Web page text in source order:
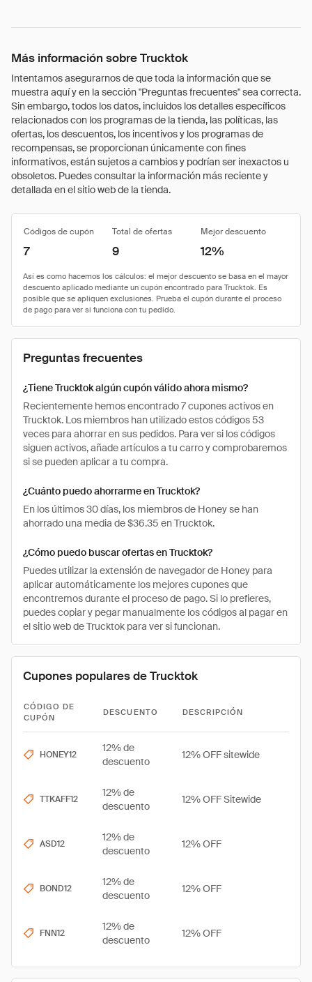
Más información sobre Trucktok
Intentamos asegurarnos de que toda la información que se
muestra aquí y en la sección "Preguntas frecuentes" sea correcta.
Sin embargo, todos los datos, incluidos los detalles específicos
relacionados con los programas de la tienda, las políticas, las
ofertas, los descuentos, los incentivos y los programas de
recompensas, se proporcionan únicamente con fines
informativos, están sujetos a cambios y podrían ser inexactos u
obsoletos. Puedes consultar la información más reciente y
detallada en el sitio web de la tienda.
Códigos de cupón Total de ofertas Mejor descuento
7 9 12%
Preguntas frecuentes
¿Tiene Trucktok algún cupón válido ahora mismo?
Recientemente hemos encontrado 7 cupones activos en
Trucktok. Los miembros han utilizado estos códigos 53
veces para ahorrar en sus pedidos. Para ver si los códigos
siguen activos, añade artículos a tu carro y comprobaremos
si se pueden aplicar a tu compra.
¿Cuánto puedo ahorrarme en Trucktok?
En los últimos 30 días, los miembros de Honey se han
ahorrado una media de $36.35 en Trucktok.
¿Cómo puedo buscar ofertas en Trucktok?
Puedes utilizar la extensión de navegador de Honey para
aplicar automáticamente los mejores cupones que
encontremos durante el proceso de pago. Si lo prefieres,
puedes copiar y pegar manualmente los códigos al pagar en
el sitio web de Trucktok para ver si funcionan.
Cupones populares de Trucktok
CÓDIGO DE
CUPÓN
DESCUENTO DESCRIPCIÓN
HONEY12
12% de
descuento
12% OFF sitewide
TTKAFF12
12% de
descuento
12% OFF Sitewide
ASD12
12% de
descuento
12% OFF
BOND12
12% de
descuento
12% OFF
FNN12
12% de
descuento
12% OFF